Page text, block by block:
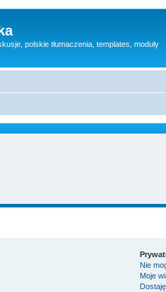
polskie tłumaczenia, templates, moduły
Nie
Moje